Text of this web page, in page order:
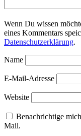
Wenn Du wissen
eines Kommentars
Datenschutzerklärung.
Name
E-Mail-Adresse
Website
Benachrichtige
Mail.